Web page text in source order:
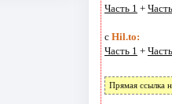
Часть 1 +
с Hil.to:
Часть 1 +
Прямая ссылка